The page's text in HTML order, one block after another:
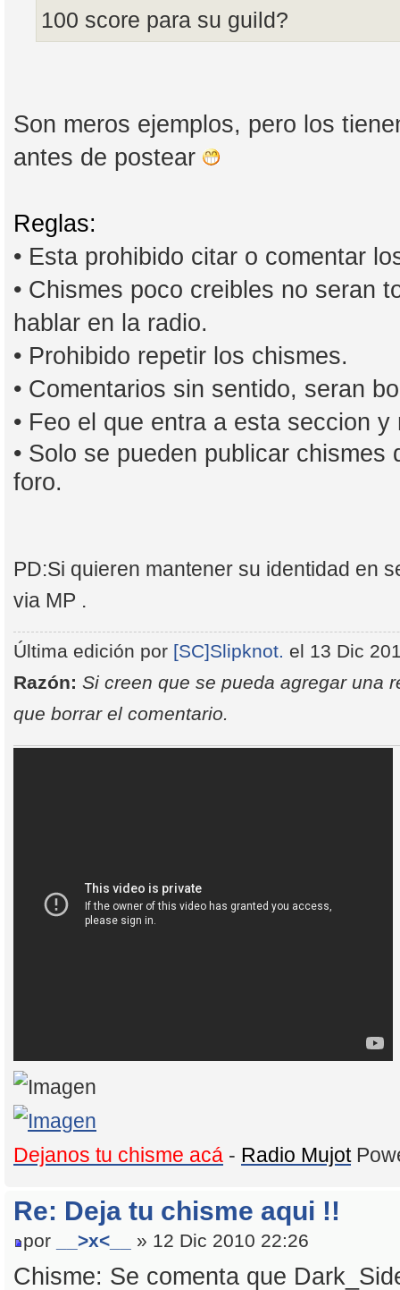
100 score para su guild?
Son meros ejemplos, pero los
antes de postear
Reglas:
• Esta prohibido citar o comentar
• Chismes poco creibles no seran
hablar en la radio.
• Prohibido repetir los chismes.
• Comentarios sin sentido, seran
• Feo el que entra a esta seccion
• Solo se pueden publicar
foro.
PD:Si quieren mantener su identidad en
via MP .
Última edición por [SC]Slipknot. el 13 Dic
Razón: Si creen que se pueda agregar una
que borrar el comentario.
Dejanos tu chisme acá - Radio Mujot
Re: Deja tu chisme aqui !!
por __>x<__ » 12 Dic 2010 22:26
Chisme: Se comenta que